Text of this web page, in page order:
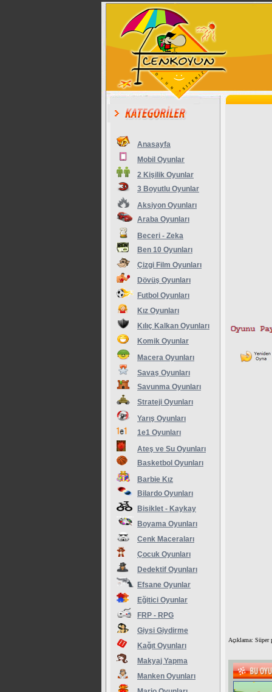
Anasayfa
Mobil Oyunlar
2 Kişilik Oyunlar
3 Boyutlu Oyunlar
Aksiyon Oyunları
Araba Oyunları
Beceri - Zeka
Ben 10 Oyunları
Çizgi Film Oyunları
Dövüş Oyunları
Futbol Oyunları
Kız Oyunları
Kılıç Kalkan Oyunları
Komik Oyunlar
Macera Oyunları
Savaş Oyunları
Savunma Oyunları
Strateji Oyunları
Yarış Oyunları
1e1 Oyunları
Ateş ve Su Oyunları
Basketbol Oyunları
Barbie Kız
Bilardo Oyunları
Bisiklet - Kaykay
Boyama Oyunları
Cenk Maceraları
Çocuk Oyunları
Dedektif Oyunları
Efsane Oyunlar
Eğitici Oyunlar
FRP - RPG
Giysi Giydirme
Kağıt Oyunları
Makyaj Yapma
Manken Oyunları
Açıklama: Süper